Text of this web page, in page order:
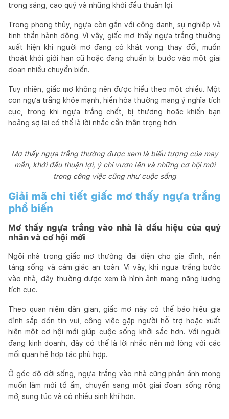
trong sáng, cao quý và những khởi đầu thuận lợi.
Trong phong thủy, ngựa còn gắn với công danh, sự nghiệp và
tinh thần hành động. Vì vậy, giấc mơ thấy ngựa trắng thường
xuất hiện khi người mơ đang có khát vọng thay đổi, muốn
thoát khỏi giới hạn cũ hoặc đang chuẩn bị bước vào một giai
đoạn nhiều chuyển biến.
Tuy nhiên, giấc mơ không nên được hiểu theo một chiều. Một
con ngựa trắng khỏe mạnh, hiền hòa thường mang ý nghĩa tích
cực, trong khi ngựa trắng chết, bị thương hoặc khiến bạn
hoảng sợ lại có thể là lời nhắc cần thận trọng hơn.
Mơ thấy ngựa trắng thường được xem là biểu tượng của may
mắn, khởi đầu thuận lợi, ý chí vươn lên và những cơ hội mới
trong công việc cũng như cuộc sống
Giải mã chi tiết giấc mơ thấy ngựa trắng
phổ biến
Mơ thấy ngựa trắng vào nhà là dấu hiệu của quý
nhân và cơ hội mới
Ngôi nhà trong giấc mơ thường đại diện cho gia đình, nền
tảng sống và cảm giác an toàn. Vì vậy, khi ngựa trắng bước
vào nhà, đây thường được xem là hình ảnh mang năng lượng
tích cực.
Theo quan niệm dân gian, giấc mơ này có thể báo hiệu gia
đình sắp đón tin vui, công việc gặp người hỗ trợ hoặc xuất
hiện một cơ hội mới giúp cuộc sống khởi sắc hơn. Với người
đang kinh doanh, đây có thể là lời nhắc nên mở lòng với các
mối quan hệ hợp tác phù hợp.
Ở góc độ đời sống, ngựa trắng vào nhà cũng phản ánh mong
muốn làm mới tổ ấm, chuyển sang một giai đoạn sống rộng
mở, sung túc và có nhiều sinh khí hơn.